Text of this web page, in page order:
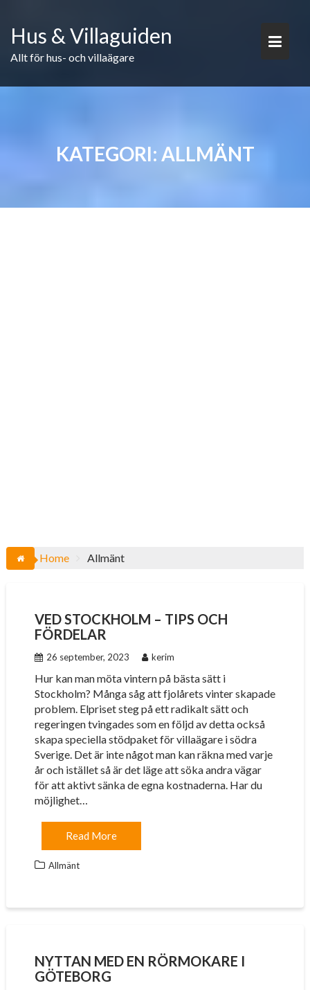
content
Hus & Villaguiden
Allt för hus- och villaägare
KATEGORI: ALLMÄNT
Home Allmänt
VED STOCKHOLM – TIPS OCH
FÖRDELAR
26 september, 2023 kerim
Hur kan man möta vintern på bästa sätt i
Stockholm? Många såg att fjolårets vinter skapade
problem. Elpriset steg på ett radikalt sätt och
regeringen tvingades som en följd av detta också
skapa speciella stödpaket för villaägare i södra
Sverige. Det är inte något man kan räkna med varje
år och istället så är det läge att söka andra vägar
för att aktivt sänka de egna kostnaderna. Har du
möjlighet…
Read More
Allmänt
NYTTAN MED EN RÖRMOKARE I
GÖTEBORG